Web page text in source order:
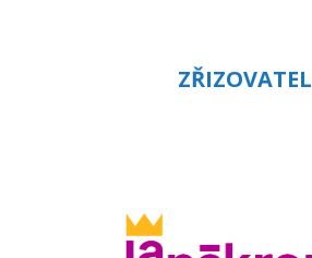
ZŘIZOVATEL